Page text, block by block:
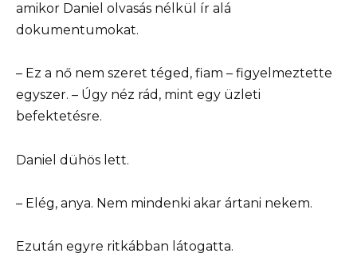
amikor Daniel olvasás nélkül ír alá
dokumentumokat.
– Ez a nő nem szeret téged, fiam – figyelmeztette
egyszer. – Úgy néz rád, mint egy üzleti
befektetésre.
Daniel dühös lett.
– Elég, anya. Nem mindenki akar ártani nekem.
Ezután egyre ritkábban látogatta.